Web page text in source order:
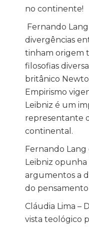
no continente!
Fernando Lang
divergências
tinham origem
filosofias
britânico
Empirismo
Leibniz é um
representante
continental.
Fernando Lang
Leibniz
argumentos a
do
Cláudia Lima –
vista teológico